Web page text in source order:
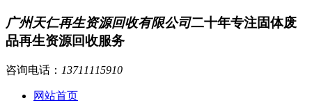
广州天仁再生资源回收有限公司二十年专注固体废
品再生资源回收服务
咨询电话： 13711115910
网站首页